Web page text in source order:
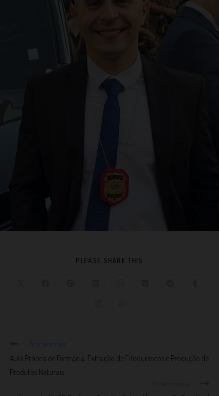
PLEASE SHARE THIS
Post anterior
Aula Prática de Farmácia: Extração de Fitoquímicos e Produção de
Produtos Naturais
Próximo post